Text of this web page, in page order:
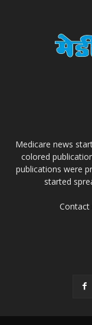
Medicare news
colored
publications were
started
Contact